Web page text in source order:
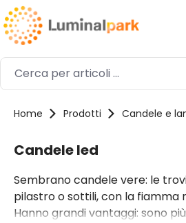
Passa al contenuto principale
Home Prodotti Candele e
Candele led
Sembrano candele vere: le
pilastro o sottili, con la fiamma
Hanno grandi vantaggi: sono